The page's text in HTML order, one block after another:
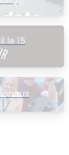
le 15